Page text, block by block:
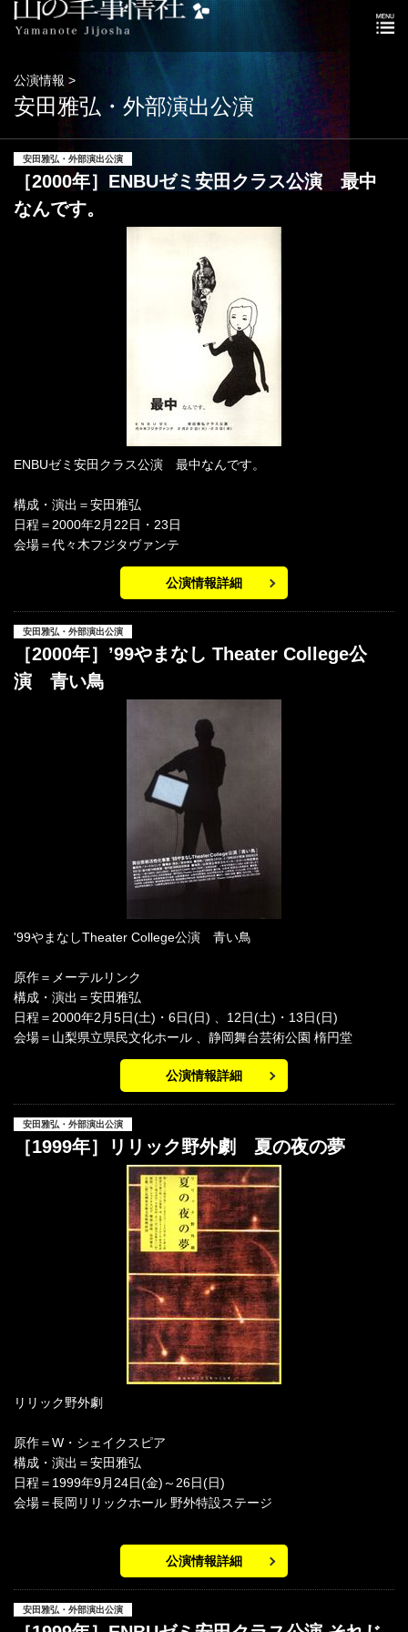
公演情報 >
安田雅弘・外部演出公演
安田雅弘・外部演出公演
［2000年］ENBUゼミ安田クラス公演 最中
なんです。
ENBUゼミ安田クラス公演 最中なんです。
構成・演出＝安田雅弘
日程＝2000年2月22日・23日
会場＝代々木フジタヴァンテ
公演情報詳細
安田雅弘・外部演出公演
［2000年］’99やまなし Theater College公
演 青い鳥
'99やまなしTheater College公演 青い鳥
原作＝メーテルリンク
構成・演出＝安田雅弘
日程＝2000年2月5日(土)・6日(日) 、12日(土)・13日(日)
会場＝山梨県立県民文化ホール 、静岡舞台芸術公園 楕円堂
公演情報詳細
安田雅弘・外部演出公演
［1999年］リリック野外劇 夏の夜の夢
リリック野外劇
原作＝W・シェイクスピア
構成・演出＝安田雅弘
日程＝1999年9月24日(金)～26日(日)
会場＝長岡リリックホール 野外特設ステージ
公演情報詳細
安田雅弘・外部演出公演